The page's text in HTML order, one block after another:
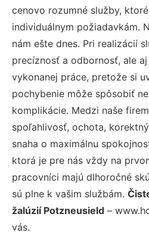
cenovo rozumné služby,
individuálnym požiadavkám.
nám ešte dnes. Pri realizácií
precíznosť a odbornosť, ale
vykonanej práce, pretože si
pochybenie môže spôsobiť
komplikácie. Medzi naše
spoľahlivosť, ochota,
snaha o maximálnu
ktorá je pre nás vždy na
pracovníci majú dlhoročné
sú plne k vašim službám.
žalúzií Potzneusield –
vás.